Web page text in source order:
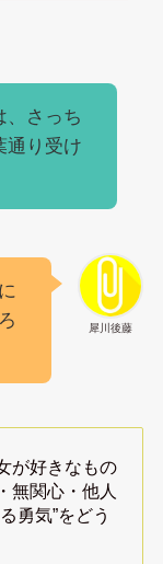
、さっち
通り受け
犀川後藤
が好きなもの
無関心・他人
勇気”をどう